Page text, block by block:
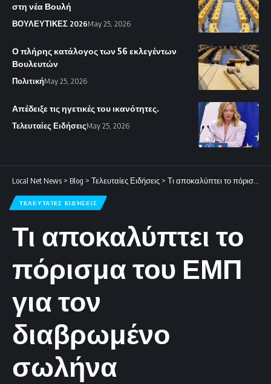
στη νέα Βουλή
ΒΟΥΛΕΥΤΙΚΕΣ 2026May 25, 2026
Ο πλήρης κατάλογος των 56 εκλεγέντων
Βουλευτών
ΠολιτικήMay 25, 2026
Απέδειξε τις ηγετικές του ικανότητες.
Τελευταίες ΕιδήσειςMay 25, 2026
Local Net News > Blog > Τελευταίες Ειδήσεις > Τι αποκαλύπτει το πόρισμα του ΕΜΠ για τον διαβρωμένο σωλήνα
ΤΕΛΕΥΤΑΊΕΣ ΕΙΔΉΣΕΙΣ
Τι αποκαλύπτει το
πόρισμα του ΕΜΠ
για τον
διαβρωμένο
σωλήνα